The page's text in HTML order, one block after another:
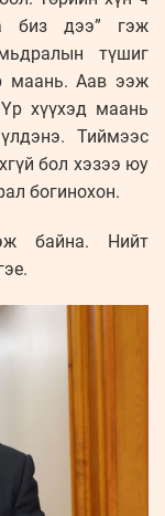
биз дээ” гэж
түшиг
маань. Аав ээж
хүүхэд маань
Тиймээс
бол хэзээ юу
богинохон.
байна. Нийт